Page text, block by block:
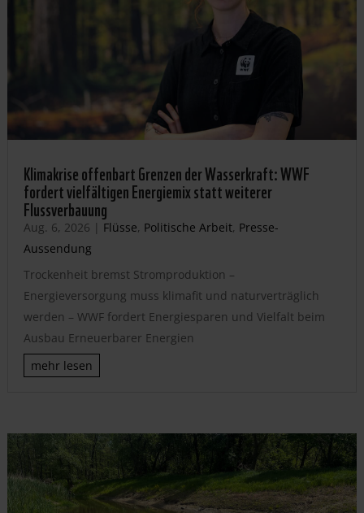
Klimakrise offenbart Grenzen der Wasserkraft: WWF
fordert vielfältigen Energiemix statt weiterer
Flussverbauung
Aug. 6, 2026 | Flüsse, Politische Arbeit, Presse-
Aussendung
Trockenheit bremst Stromproduktion –
Energieversorgung muss klimafit und naturverträglich
werden – WWF fordert Energiesparen und Vielfalt beim
Ausbau Erneuerbarer Energien
mehr lesen